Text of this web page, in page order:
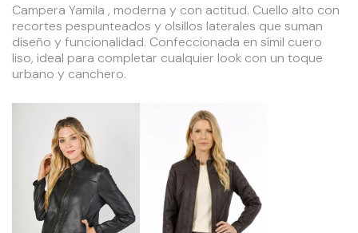
Campera Yamila , moderna y con actitud. Cuello alto con
recortes pespunteados y olsillos laterales que suman
diseño y funcionalidad. Confeccionada en símil cuero
liso, ideal para completar cualquier look con un toque
urbano y canchero.